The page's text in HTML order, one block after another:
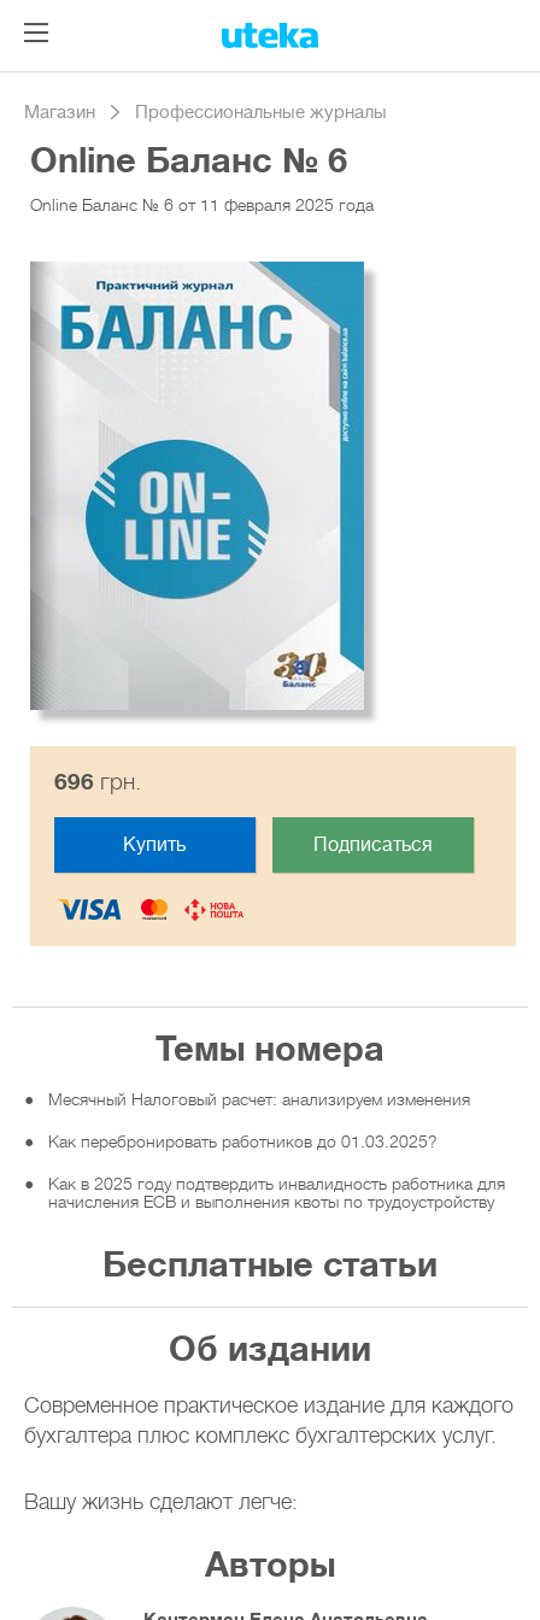
Магазин Профессиональные журналы
Online Баланс № 6
Online Баланс № 6 от 11 февраля 2025 года
696 грн.
Купить Подписаться
Темы номера
Месячный Налоговый расчет: анализируем изменения
Как перебронировать работников до 01.03.2025?
Как в 2025 году подтвердить инвалидность работника для
начисления ЕСВ и выполнения квоты по трудоустройству
сроки ее подачи и уплаты налога
Приложения к декларации по налогу на прибыль: кому и
Резиденты Дія Сіті: налогообложение доходов
Может ли предприниматель, который также является
наемным работником, уплачивать ЕСВ за себя?
Бесплатные статьи
Об издании
Современное практическое издание для каждого
бухгалтера плюс комплекс бухгалтерских услуг.
Вашу жизнь сделают легче:
- аналитические статьи от
Авторы